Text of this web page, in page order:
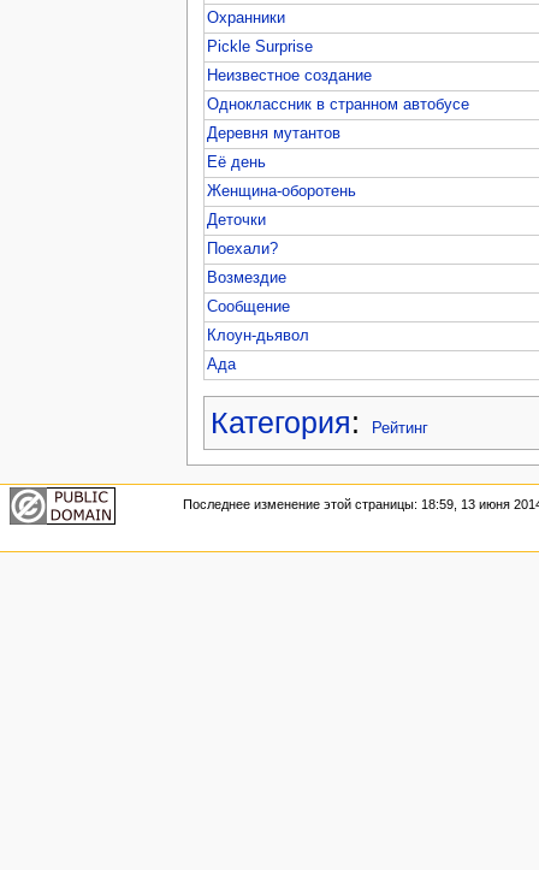
Охранники
Pickle Surprise
Неизвестное создание
Одноклассник в странном автобусе
Деревня мутантов
Её день
Женщина-оборотень
Деточки
Поехали?
Возмездие
Сообщение
Клоун-дьявол
Ада
Категория: Рейтинг
Последнее изменение этой страницы: 18:59, 13 июня